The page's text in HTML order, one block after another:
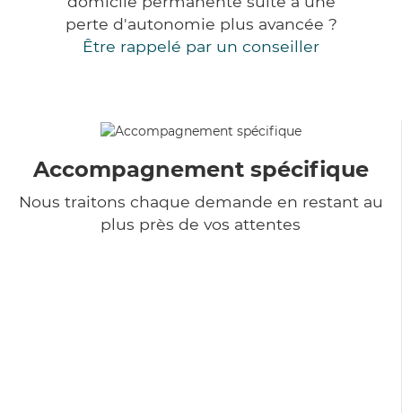
perte d'autonomie plus avancée ?
Être rappelé par un conseiller
Accompagnement spécifique
Nous traitons chaque demande en restant au
plus près de vos attentes